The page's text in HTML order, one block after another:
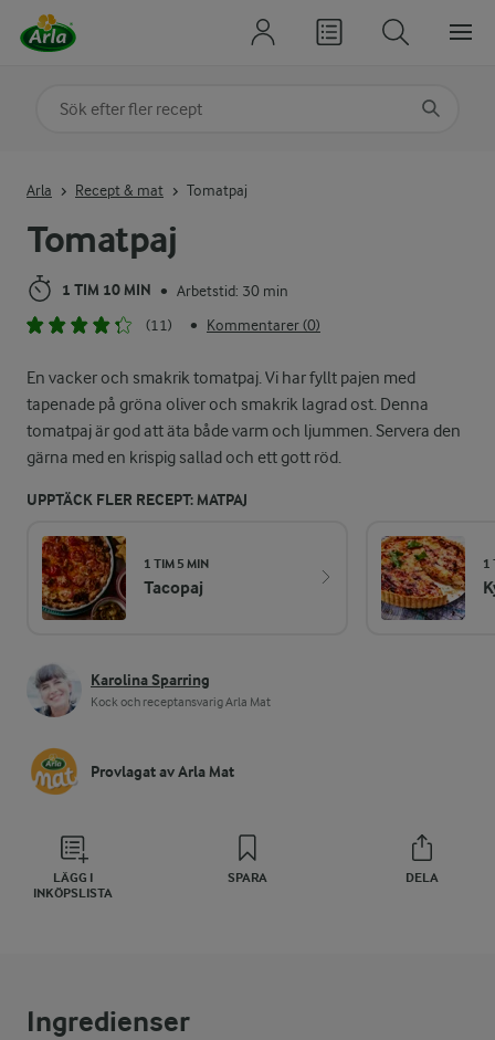
Tomatpaj
1 TIM 10 MIN • Arbetstid: 30 min
(11)
• Kommentarer (0)
En vacker och smakrik tomatpaj. Vi har fyllt pajen med
tapenade på gröna oliver och smakrik lagrad ost. Denna
tomatpaj är god att äta både varm och ljummen. Servera den
gärna med en krispig sallad och ett gott röd.
UPPTÄCK FLER RECEPT: MATPAJ
1 TIM 5 MIN
Tacopaj
1
Karolina Sparring
Kock och receptansvarig Arla Mat
Provlagat av Arla Mat
LÄGG I
INKÖPSLISTA
SPARA DELA
Arla Recept & mat Tomatpaj
Ingredienser
Sök på kategori eller ingrediens